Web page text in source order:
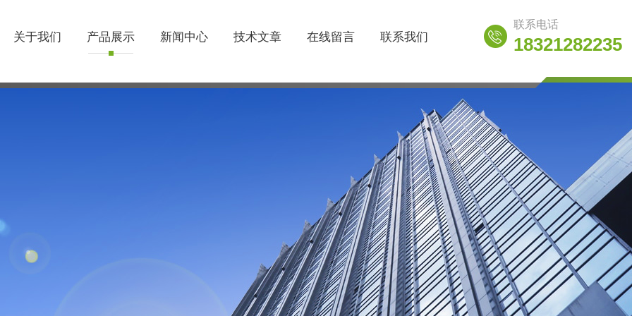
关于我们 产品展示 新闻中心 技术文章 在线留言 联系我们
联系电话
18321282235